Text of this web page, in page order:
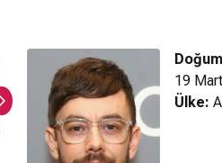
Çıplak Silah (2025)
19
Ülke: